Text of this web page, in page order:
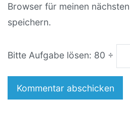
Browser für meinen
speichern.
Bitte Aufgabe lösen: 80 ÷